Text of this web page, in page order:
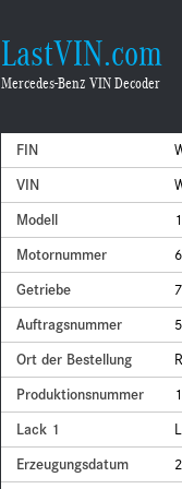
LastVIN.com
Mercedes-Benz VIN Decoder
FIN
VIN
Modell
Motornummer
Getriebe
Auftragsnummer
Ort der Bestellung
Produktionsnummer
Lack 1
Erzeugungsdatum